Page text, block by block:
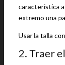
característica
extremo una
Usar la talla
2. Traer